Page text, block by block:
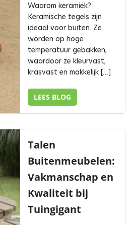
Waarom keramiek?
Keramische tegels zijn
ideaal voor buiten. Ze
worden op hoge
temperatuur gebakken,
waardoor ze kleurvast,
krasvast en makkelijk […]
LEES BLOG
Talen
Buitenmeubelen:
Vakmanschap en
Kwaliteit bij
Tuingigant